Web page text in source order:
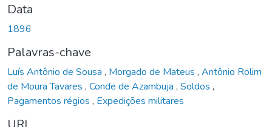
Data
1896
Palavras-chave
Luís Antônio de Sousa , Morgado de Mateus , Antônio Rolim
de Moura Tavares , Conde de Azambuja , Soldos ,
Pagamentos régios , Expedições militares